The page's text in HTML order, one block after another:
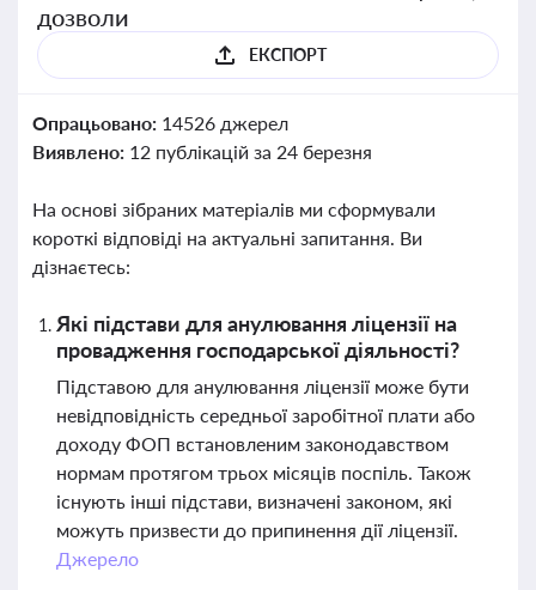
дозволи
ЕКСПОРТ
Опрацьовано: 14526 джерел
Виявлено: 12 публікацій за 24 березня
На основі зібраних матеріалів ми сформували
короткі відповіді на актуальні запитання. Ви
дізнаєтесь:
Які підстави для анулювання ліцензії на
провадження господарської діяльності?
Підставою для анулювання ліцензії може бути
невідповідність середньої заробітної плати або
доходу ФОП встановленим законодавством
нормам протягом трьох місяців поспіль. Також
існують інші підстави, визначені законом, які
можуть призвести до припинення дії ліцензії.
Джерело